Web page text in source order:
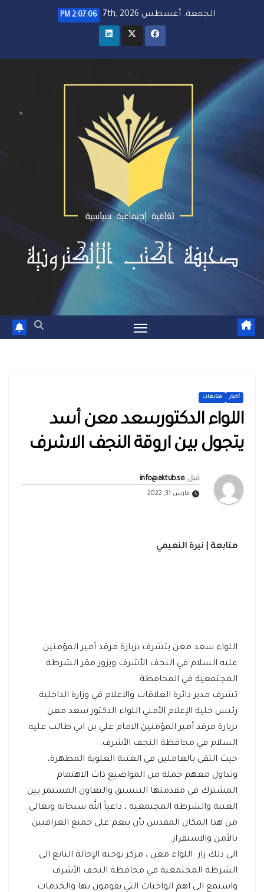
الجمعة. أغسطس 7th, 2026 2:07:07 PM
أخبار متابعات
اللواء الدكتورسعد معن أسد
يتجول بين اروقة النجف الاشرف
قبل info@aktub.se
مارس 31, 2022
متابعة | نيرة النعيمي
اللواء سعد معن يتشرف بزيارة مرقد أمير المؤمنين
عليه السلام في النجف الأشرف ويزور مقر الشرطة
المجتمعية في المحافظة
تشرف مدير دائرة العلاقات والاعلام في وزارة الداخلية
رئيس خلية الإعلام الأمني اللواء الدكتور سعد معن
بزيارة مرقد أمير المؤمنين الامام علي بن ابي طالب عليه
السلام في محافظة النجف الأشرف.
حيث التقى بالعاملين في العتبة العلوية المطهرة،
وتداول معهم جملة من المواضيع ذات الاهتمام
المشترك في مقدمتها التنسيق والتعاون المستمر بين
العتبة والشرطة المجتمعية ، داعياً الله سبحانه وتعالى
من هذا المكان المقدس بأن ينعم على جميع العراقيين
بالأمن والاستقرار.
الى ذلك زار اللواء معن ، مركز توجيه الإحالة التابع الى
الشرطة المجتمعية في محافظة النجف الأشرف
واستمع الى اهم الواجبات التي يقومون بها والخدمات